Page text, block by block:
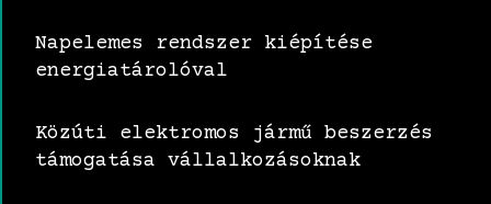
Napelemes rendszer kiépítése
energiatárolóval
Közúti elektromos jármű beszerzés
támogatása vállalkozásoknak